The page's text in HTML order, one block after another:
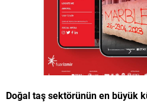
Doğal taş sektörünün en büyük